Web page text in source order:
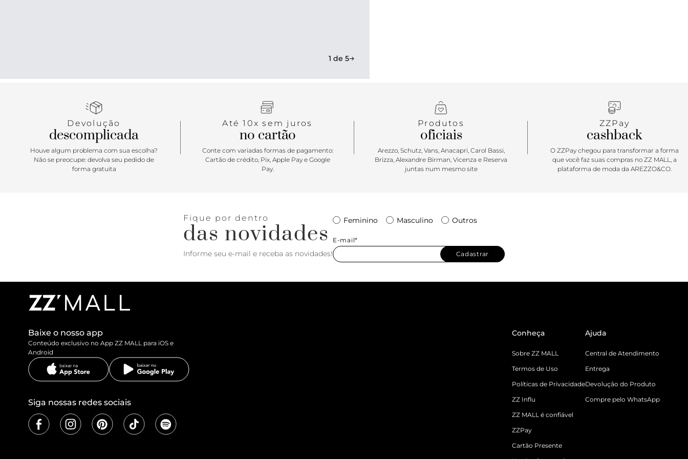
1 de 5
Devolução
descomplicada
Houve algum problema com sua escolha?
Não se preocupe: devolva seu pedido de
forma gratuita
Até 10x sem juros
no cartão
Conte com variadas formas de pagamento:
Cartão de crédito, Pix, Apple Pay e Google
Pay.
Produtos
oficiais
Arezzo, Schutz, Vans, Anacapri, Carol Bassi,
Brizza, Alexandre Birman, Vicenza e Reserva
juntas num mesmo site
ZZPay
cashback
O ZZPay chegou para transformar a forma
que você faz suas compras no ZZ MALL, a
plataforma de moda da AREZZO&CO.
Fique por dentro
das novidades
Informe seu e-mail e receba as novidades!
Feminino Masculino Outros
E-mail*
Cadastrar
Baixe o nosso app
Conteúdo exclusivo no App ZZ MALL para iOS e
Android
Siga nossas redes sociais
Conheça
Sobre ZZ MALL
Termos de Uso
Políticas de Privacidade
ZZ Influ
ZZ MALL é confiável
ZZPay
Cartão Presente
Ajuda
Central de Atendimento
Entrega
Devolução do Produto
Compre pelo WhatsApp